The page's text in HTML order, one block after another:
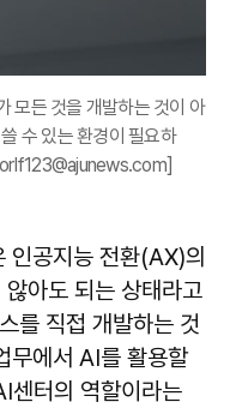
모든 것을 개발하는 것이 아
수 있는 환경이 필요하
공지능 전환(AX)의
아도 되는 상태라고
를 직접 개발하는 것
무에서 AI를 활용할
센터의 역할이라는